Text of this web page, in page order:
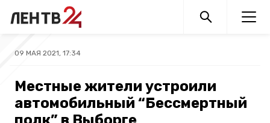
09 МАЯ 2021, 17:34
Местные жители устроили
автомобильный “Бессмертный